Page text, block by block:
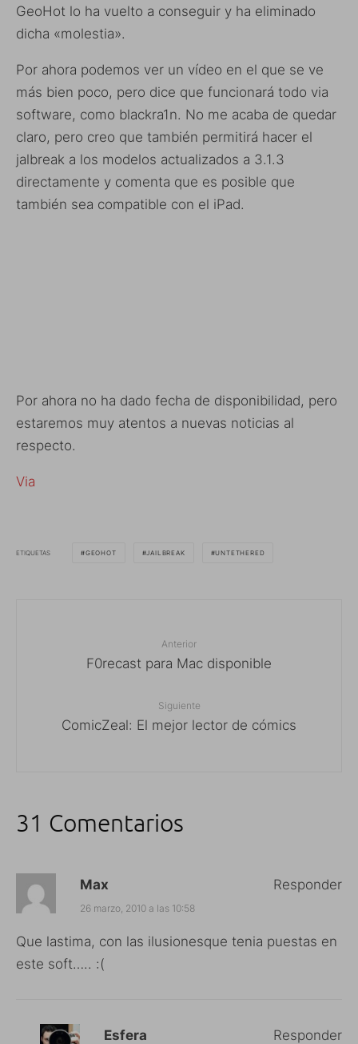
GeoHot lo ha vuelto a conseguir y ha eliminado
dicha «molestia».
Por ahora podemos ver un vídeo en el que se ve
más bien poco, pero dice que funcionará todo via
software, como blackra1n. No me acaba de quedar
claro, pero creo que también permitirá hacer el
jalbreak a los modelos actualizados a 3.1.3
directamente y comenta que es posible que
también sea compatible con el iPad.
Por ahora no ha dado fecha de disponibilidad, pero
estaremos muy atentos a nuevas noticias al
respecto.
Via
ETIQUETAS GEOHOT JAILBREAK UNTETHERED
Anterior
F0recast para Mac disponible
Siguiente
ComicZeal: El mejor lector de cómics
31 Comentarios
Max
26 marzo, 2010 a las 10:58
Que lastima, con las ilusionesque tenia puestas en
este soft….. :(
Responder
Esfera Responder